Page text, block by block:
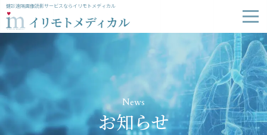
健診遠隔画像読影サービスならイリモトメディカル
News
お知らせ